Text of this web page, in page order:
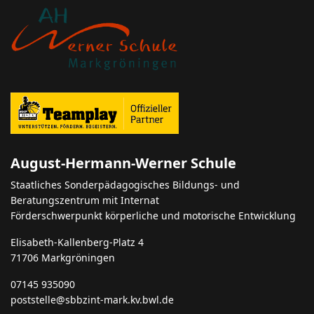
August-Hermann-Werner Schule
Staatliches Sonderpädagogisches Bildungs- und
Beratungszentrum mit Internat
Förderschwerpunkt körperliche und motorische Entwicklung
Elisabeth-Kallenberg-Platz 4
71706 Markgröningen
07145 935090
poststelle@sbbzint-mark.kv.bwl.de